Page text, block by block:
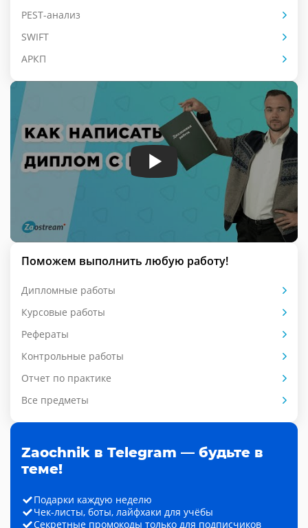
PEST-анализ
SWIFT
АРКП
Поможем выполнить любую работу!
Дипломные работы
Курсовые работы
Рефераты
Контрольные работы
Отчет по практике
Все предметы
Zaochnik в Telegram — будьте в
теме!
Подарки каждую неделю
Чек-листы, боты, лайфхаки для учёбы
Секретные промокоды только для подписчиков